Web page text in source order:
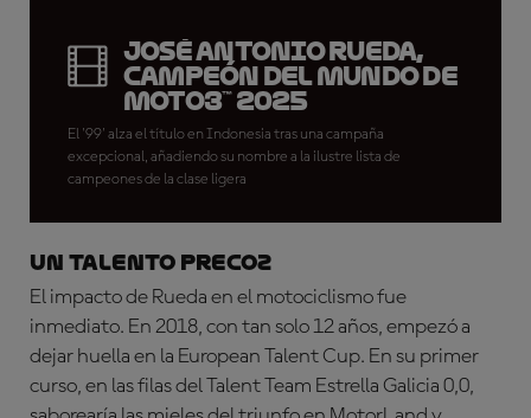
José Antonio Rueda,
Campeón del Mundo de
Moto3™ 2025
El '99' alza el título en Indonesia tras una campaña
excepcional, añadiendo su nombre a la ilustre lista de
campeones de la clase ligera
UN TALENTO PRECOZ
El impacto de Rueda en el motociclismo fue
inmediato. En 2018, con tan solo 12 años, empezó a
dejar huella en la European Talent Cup. En su primer
curso, en las filas del Talent Team Estrella Galicia 0,0,